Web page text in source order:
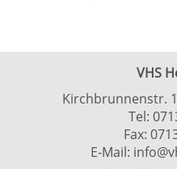
VHS
Kirchbrunnenstr.
Tel:
Fax:
E-Mail: